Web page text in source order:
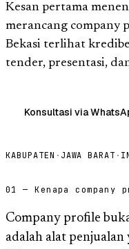
Kesan pertama
merancang company
Bekasi terlihat
tender, presentasi,
Konsultasi via
KABUPATEN · JAWA BARAT ·
01 — Kenapa company
Company profile
adalah alat penjualan